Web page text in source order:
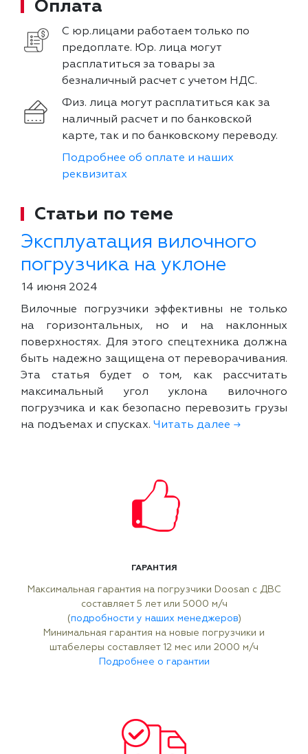
Оплата
С юр.лицами работаем только по
предоплате. Юр. лица могут
расплатиться за товары за
безналичный расчет с учетом НДС.
Физ. лица могут расплатиться как за
наличный расчет и по банковской
карте, так и по банковскому переводу.
Подробнее об оплате и наших
реквизитах
Статьи по теме
Эксплуатация вилочного
погрузчика на уклоне
14 июня 2024
Вилочные погрузчики эффективны не только
на горизонтальных, но и на наклонных
поверхностях. Для этого спецтехника должна
быть надежно защищена от переворачивания.
Эта статья будет о том, как рассчитать
максимальный угол уклона вилочного
погрузчика и как безопасно перевозить грузы
на подъемах и спусках. Читать далее →
ГАРАНТИЯ
Максимальная гарантия на погрузчики Doosan с ДВС
составляет 5 лет или 5000 м/ч
(подробности у наших менеджеров)
Минимальная гарантия на новые погрузчики и
штабелеры составляет 12 мес или 2000 м/ч
Подробнее о гарантии